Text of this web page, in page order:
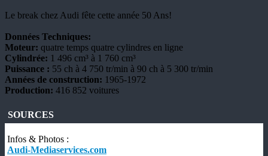
Le break chez Audi fête cette année 50 Ans!
Données Techniques:
Moteur: quatre temps quatre cylindres en ligne
Cylindrée: 1 496 cm³ à 1 760 cm³
Puissance : 55 ch à 4 750 tr/min à 90 ch à 5 300 tr/min
Années de construction: 1965-1972
Production: 416 852 voitures
SOURCES
Infos & Photos :
Audi-Mediaservices.com